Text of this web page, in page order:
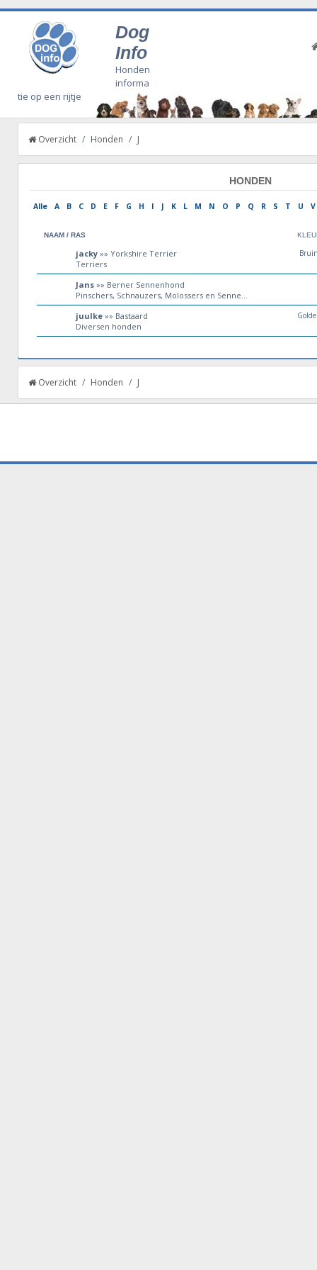
Dog
Info
Honden
informa
tie op een rijtje
Overzicht / Honden / J
HONDEN
Alle A B C D E F G H I J K L M N O P Q R S T U V
NAAM / RAS
jacky»» Yorkshire Terrier
Terriers
Jans»» Berner Sennenhond
juulke»» Bastaard
Diversen honden
Overzicht / Honden / J